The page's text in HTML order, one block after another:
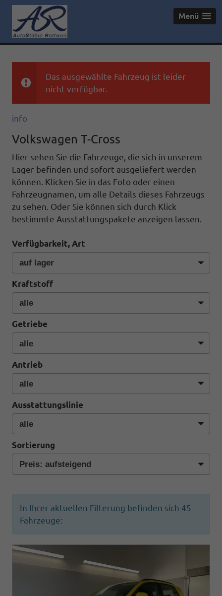
Menü
Das ausgewählte Fahrzeug ist leider
nicht verfügbar.
info
Volkswagen T-Cross
Hier sehen Sie die Fahrzeuge, die sich in unserem
Lager befinden und sofort ausgeliefert werden
können. Klicken Sie in das Foto oder einen
Fahrzeugnamen, um alle Details dieses Fahrzeugs
zu sehen. Oder Sie können sich durch Klick
bestimmte Ausstattungspakete anzeigen lassen.
Verfügbarkeit, Art
Kraftstoff
Getriebe
Antrieb
Ausstattungslinie
Sortierung
In Ihrer aktuellen Filterung befinden sich 45
Fahrzeuge: